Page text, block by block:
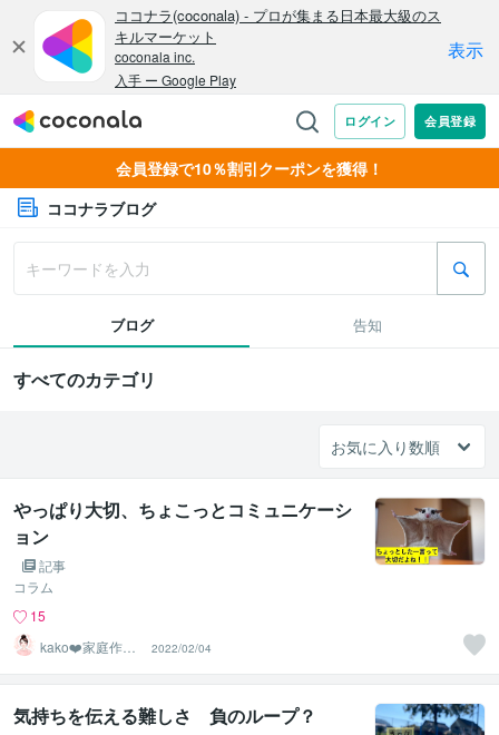
会員登録で10％割引クーポンを獲得！
ココナラブログ
ブログ 告知
すべてのカテゴリ
やっぱり大切、ちょこっとコミュニケーシ
ョン
記事
コラム
15
kako❤️家庭作業
療法士☆ママに
笑顔を
2022/02/04
気持ちを伝える難しさ 負のループ？